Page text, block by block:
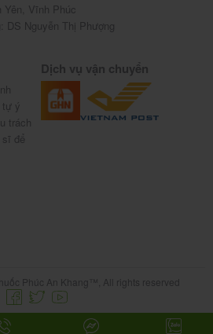
tăng tác dụng hạ huyết
tác dụng giống Atropin: có
khô miệng.
cảm ứng cytochrome
trong huyết tương, có
thần kinh khác: có thể làm
ác tính của thuốc an thần
Vĩnh Phúc
DS Nguyễn Thị Phượng
tự ý
trách
để
Dịch vụ vận chuyển
Phúc An Khang™, All rights reserved